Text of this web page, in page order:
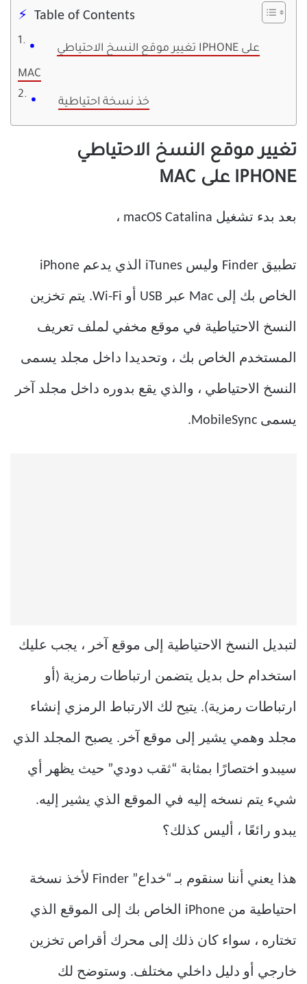
Table of Contents
تغيير موقع النسخ الاحتياطي IPHONE على
MAC
خذ نسخة احتياطية
تغيير موقع النسخ الاحتياطي
IPHONE على MAC
بعد بدء تشغيل macOS Catalina ،
تطبيق Finder وليس iTunes الذي يدعم iPhone
الخاص بك إلى Mac عبر USB أو Wi-Fi. يتم تخزين
النسخ الاحتياطية في موقع مخفي لملف تعريف
المستخدم الخاص بك ، وتحديدا داخل مجلد يسمى
النسخ الاحتياطي ، والذي يقع بدوره داخل مجلد آخر
يسمى MobileSync.
لتبديل النسخ الاحتياطية إلى موقع آخر ، يجب عليك
استخدام حل بديل يتضمن ارتباطات رمزية (أو
ارتباطات رمزية). يتيح لك الارتباط الرمزي إنشاء
مجلد وهمي يشير إلى موقع آخر. يصبح المجلد الذي
سيبدو اختصارًا بمثابة “ثقب دودي” حيث يظهر أي
شيء يتم نسخه إليه في الموقع الذي يشير إليه.
يبدو رائعًا ، أليس كذلك؟
هذا يعني أننا سنقوم بـ “خداع” Finder لأخذ نسخة
احتياطية من iPhone الخاص بك إلى الموقع الذي
تختاره ، سواء كان ذلك إلى محرك أقراص تخزين
خارجي أو دليل داخلي مختلف. وستوضح لك